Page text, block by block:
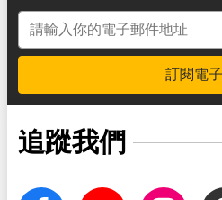
電子郵件地址
訂閱電
追蹤我們